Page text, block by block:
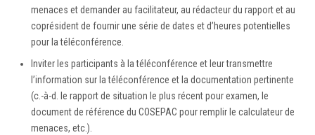
menaces et demander au facilitateur, au rédacteur du rapport et au
coprésident de fournir une série de dates et d’heures potentielles
pour la téléconférence.
Inviter les participants à la téléconférence et leur transmettre
l’information sur la téléconférence et la documentation pertinente
(c.-à-d. le rapport de situation le plus récent pour examen, le
document de référence du COSEPAC pour remplir le calculateur de
menaces, etc.).